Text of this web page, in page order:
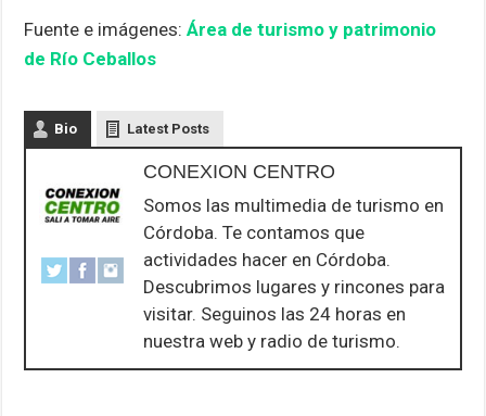
Fuente e imágenes:Área de turismo y patrimonio
de Río Ceballos
Bio Latest Posts
CONEXION CENTRO
Somos las multimedia de turismo en
Córdoba. Te contamos que
actividades hacer en Córdoba.
Descubrimos lugares y rincones para
visitar. Seguinos las 24 horas en
nuestra web y radio de turismo.